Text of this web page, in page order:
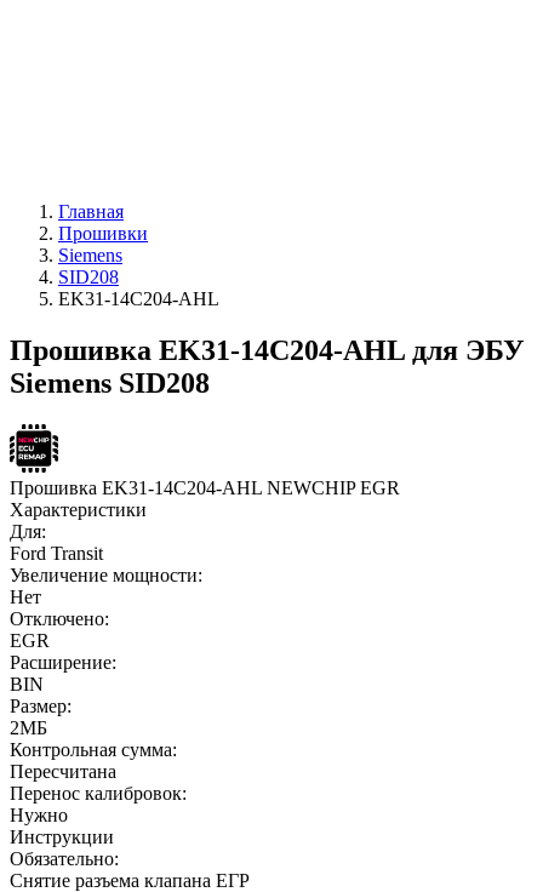
Главная
Прошивки
Siemens
SID208
EK31-14C204-AHL
Прошивка EK31-14C204-AHL для ЭБУ
Siemens SID208
Прошивка EK31-14C204-AHL NEWCHIP EGR
Характеристики
Для:
Ford Transit
Увеличение мощности:
Нет
Отключено:
EGR
Расширение:
BIN
Размер:
2МБ
Контрольная сумма:
Пересчитана
Перенос калибровок:
Нужно
Инструкции
Обязательно:
Снятие разъема клапана ЕГР